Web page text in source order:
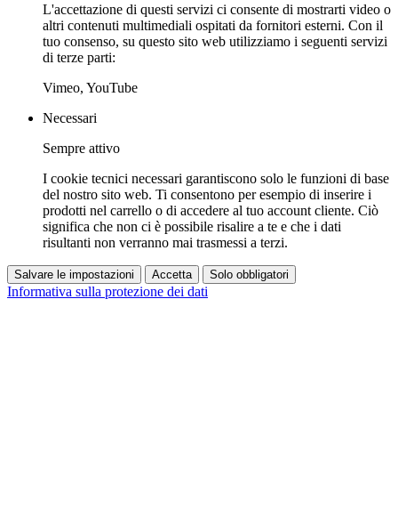
L'accettazione di questi servizi ci consente di mostrarti video o
altri contenuti multimediali ospitati da fornitori esterni. Con il
tuo consenso, su questo sito web utilizziamo i seguenti servizi
di terze parti:
Vimeo, YouTube
Necessari
Sempre attivo
I cookie tecnici necessari garantiscono solo le funzioni di base
del nostro sito web. Ti consentono per esempio di inserire i
prodotti nel carrello o di accedere al tuo account cliente. Ciò
significa che non ci è possibile risalire a te e che i dati
risultanti non verranno mai trasmessi a terzi.
Salvare le impostazioni Accetta Solo obbligatori
Informativa sulla protezione dei dati